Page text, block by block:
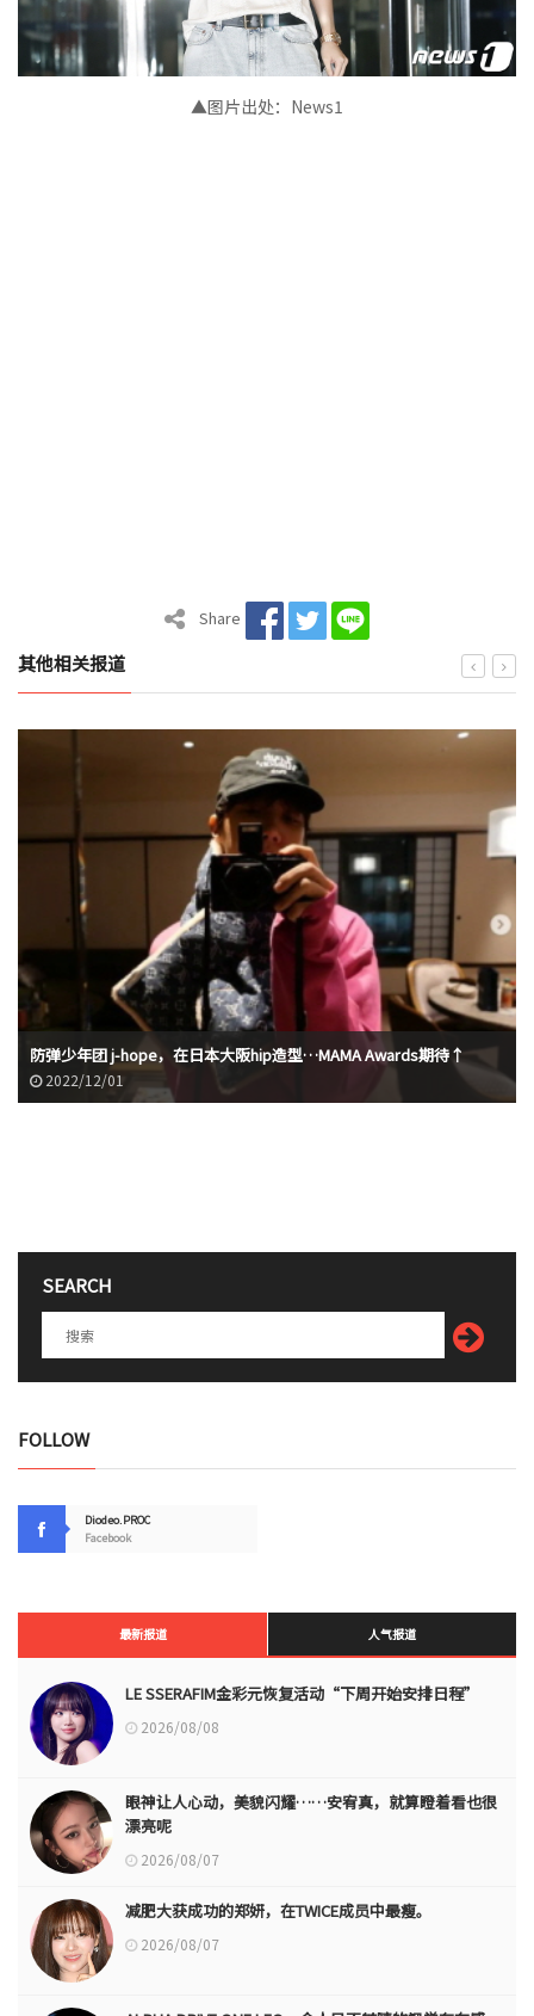
▲图片出处：News1
Share
其他相关报道
防弹少年团 j-hope，在日本大阪hip造型…MAMA Awards期待↑
2022/12/01
SEARCH
FOLLOW
Diodeo.PROC
Facebook
最新报道 人气报道
LE SSERAFIM金彩元恢复活动“下周开始安排日程”
2026/08/08
眼神让人心动，美貌闪耀……安宥真，就算瞪着看也很
漂亮呢
2026/08/07
减肥大获成功的郑妍，在TWICE成员中最瘦。
2026/08/07